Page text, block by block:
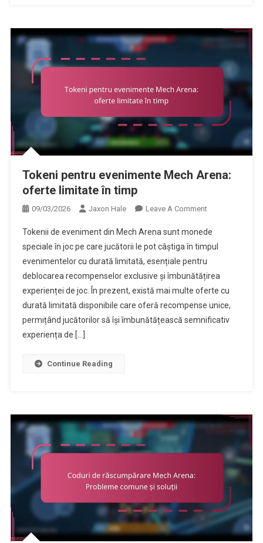
Tokeni pentru evenimente Mech Arena:
oferte limitate în timp
09/03/2026 Jaxon Hale Leave A CommentOn
Pentru
Evenimente
Mech
Arena:
Oferte
Limitate
În
Tokenii de eveniment din Mech Arena sunt monede
speciale în joc pe care jucătorii le pot câștiga în timpul
evenimentelor cu durată limitată, esențiale pentru
deblocarea recompenselor exclusive și îmbunătățirea
experienței de joc. În prezent, există mai multe oferte cu
durată limitată disponibile care oferă recompense unice,
permițând jucătorilor să își îmbunătățească semnificativ
experiența de […]
Continue Reading